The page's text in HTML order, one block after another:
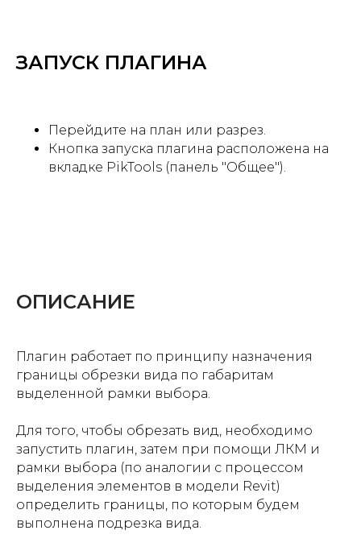
ЗАПУСК ПЛАГИНА
Перейдите на план или разрез.
Кнопка запуска плагина расположена на
вкладке PikTools (панель "Общее").
ОПИСАНИЕ
Плагин работает по принципу назначения
границы обрезки вида по габаритам
выделенной рамки выбора.
Для того, чтобы обрезать вид, необходимо
запустить плагин, затем при помощи ЛКМ и
рамки выбора (по аналогии с процессом
выделения элементов в модели Revit)
определить границы, по которым будем
выполнена подрезка вида.